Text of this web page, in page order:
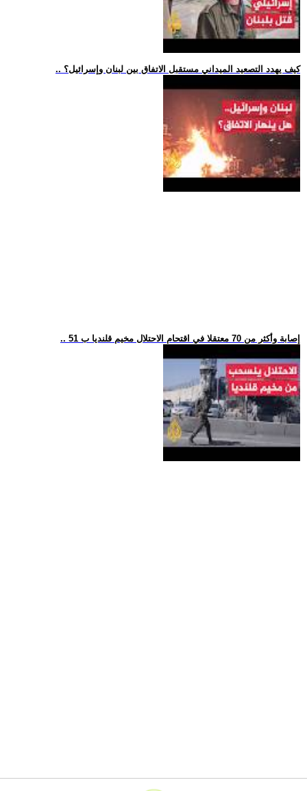
.. كيف يهدد التصعيد الميداني مستقبل الاتفاق بين لبنان وإسرائيل؟
.. 51 إصابة وأكثر من 70 معتقلا في اقتحام الاحتلال مخيم قلنديا ب